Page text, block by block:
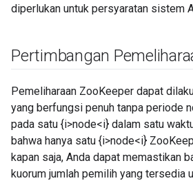
diperlukan untuk persyaratan sistem
Pertimbangan
Pemeliharaan ZooKeeper dapat
yang berfungsi penuh tanpa periode
pada satu {i>node<i} dalam satu
bahwa hanya satu {i>node<i}
kapan saja, Anda dapat memastikan
kuorum jumlah pemilih yang tersedia